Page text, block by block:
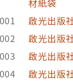
)8.貓(刻紙工
不倒人(綜合工
筷子(竹片工)
材紙袋
啟光出版
啟光出版
啟光出版
啟光出版